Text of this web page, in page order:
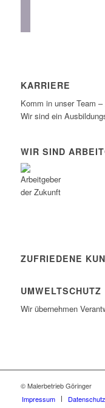
KARRIERE
Komm in unser Team –
Wir sind ein
WIR SIND
ZUFRIEDENE
UMWELTSCHUTZ
Wir übernehmen
© Malerbetrieb Göringer
Impressum